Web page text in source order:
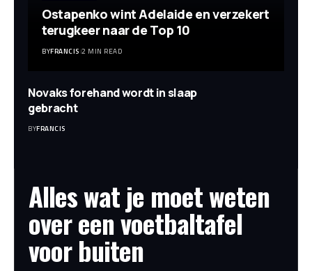
Ostapenko wint Adelaide en verzekert
terugkeer naar de Top 10
BYFRANCIS 2 MIN READ
Novaks forehand wordt in slaap
gebracht
BYFRANCIS
Alles wat je moet weten
over een voetbaltafel
voor buiten